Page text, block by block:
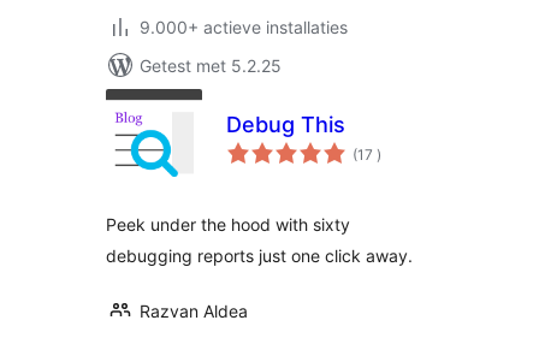
9.000+ actieve installaties
Getest met 5.2.25
Debug This
(17 aantal
beoordelingen
)
Peek under the hood with sixty
debugging reports just one click away.
Razvan Aldea